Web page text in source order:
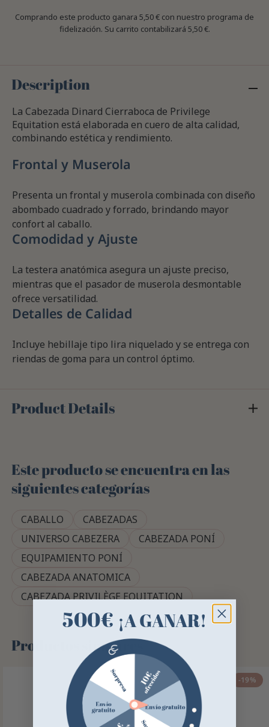
Comprando este producto ganara 5,50 € con nuestro programa de
fidelización. Su carrito contabilizará 5,50 €.
Description
La Cabezada Dinard Cierraboca de Privilege
Equitation está elaborada en cuero de alta calidad,
combinando estética y rendimiento.
Frontal y Muserola
Presenta un frontal y muserola combinada con diseño
abombado cuadrado y forrado, brindando mayor
confort al caballo.
Comodidad y Ajuste
La testera anatómica asegura un ajuste preciso,
mientras que el pasador de muserola desmontable
ofrece versatilidad.
Detalles de Calidad
Incluye hebillaje tipo lira niquelado y se entrega con
riendas de goma para un control óptimo.
Product Details
Este producto se encuentra en las
siguientes categorías
CABALLO
CABEZADAS
UNIVERSO CABEZERA
CABEZADA PONÍ
EQUIPAMIENTO PONÍ
CABEZADA ANATOMICA
CABEZADA PRIVILÈGE EQUITATION
Productos similares
-19%
500€ ¡A GANAR!